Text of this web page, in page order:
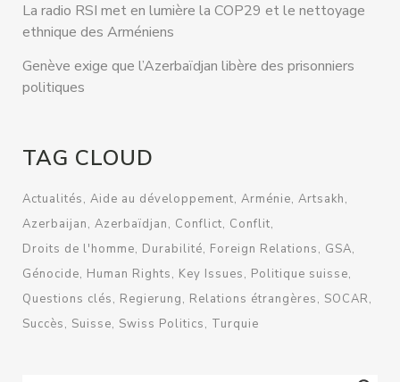
La radio RSI met en lumière la COP29 et le nettoyage
ethnique des Arméniens
Genève exige que l’Azerbaïdjan libère des prisonniers
politiques
TAG CLOUD
Actualités Aide au développement Arménie Artsakh
Azerbaijan Azerbaïdjan Conflict Conflit
Droits de l'homme Durabilité Foreign Relations
GSA
Génocide Human Rights Key Issues
Politique suisse
Questions clés
Regierung Relations étrangères
SOCAR
Succès
Suisse Swiss Politics Turquie